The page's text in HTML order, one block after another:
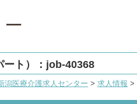
ト）：job-40368
潟医療介護求人センター > 求人情報 >